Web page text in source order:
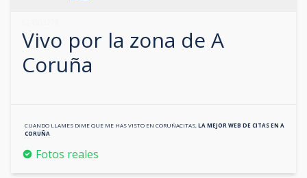
Vivo por la zona de A
Coruña
CUANDO LLAMES DIME QUE ME HAS VISTO EN CORUÑACITAS LA MEJOR WEB DE CITAS EN A
CORUÑA
Fotos reales